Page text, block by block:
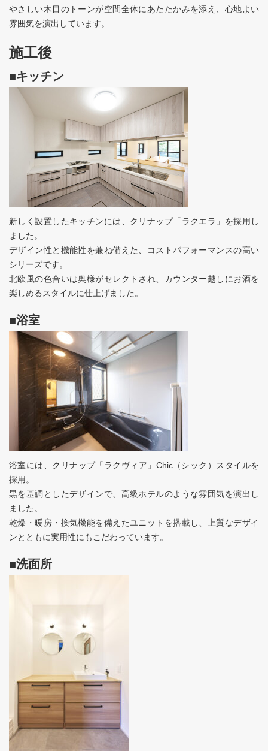
やさしい木目のトーンが空間全体にあたたかみを添え、心地よい
雰囲気を演出しています。
施工後
■キッチン
新しく設置したキッチンには、クリナップ「ラクエラ」を採用し
ました。
デザイン性と機能性を兼ね備えた、コストパフォーマンスの高い
シリーズです。
北欧風の色合いは奥様がセレクトされ、カウンター越しにお酒を
楽しめるスタイルに仕上げました。
■浴室
浴室には、クリナップ「ラクヴィア」Chic（シック）スタイルを
採用。
黒を基調としたデザインで、高級ホテルのような雰囲気を演出し
ました。
乾燥・暖房・換気機能を備えたユニットを搭載し、上質なデザイ
ンとともに実用性にもこだわっています。
■洗面所